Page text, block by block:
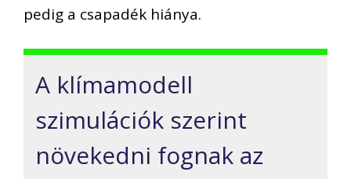
pedig a csapadék hiánya.
A klímamodell
szimulációk szerint
növekedni fognak az